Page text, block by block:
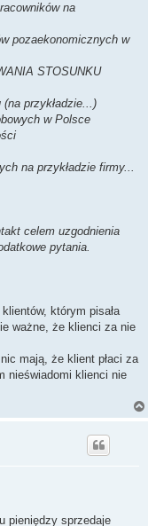
na
pozaekonomicznych w
STOSUNKU
przykładzie...)
w Polsce
na przykładzie firmy...
celem uzgodnienia
pytania.
którym pisała
ważne, że klienci za nie
mają, że klient płaci za
nieświadomi klienci nie
pieniędzy sprzedaje